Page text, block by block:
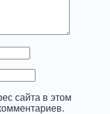
сайта в этом